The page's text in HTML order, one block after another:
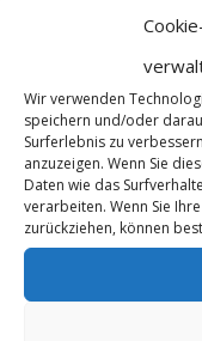
Wir verwenden
speichern und/oder
Surferlebnis zu
anzuzeigen. Wenn Sie
Daten wie das
verarbeiten. Wenn Sie
zurückziehen, können
Giuliano
Begehung
16. September